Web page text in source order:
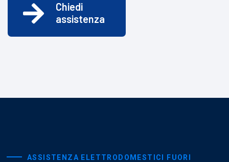
Chiedi
assistenza
ASSISTENZA ELETTRODOMESTICI FUORI